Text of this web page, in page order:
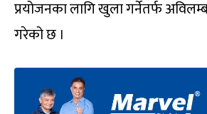
प्रयोजनका लागि खुला गर्नेतर्फ
गरेको छ ।